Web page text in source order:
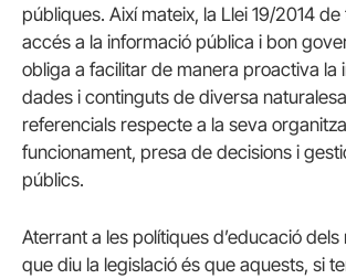
públiques. Així mateix, la Llei 19/2014
accés a la informació pública i bon
obliga a facilitar de manera proactiva la
dades i continguts de diversa
referencials respecte a la seva
funcionament, presa de decisions i
públics.
Aterrant a les polítiques d’educació dels
que diu la legislació és que aquests, si